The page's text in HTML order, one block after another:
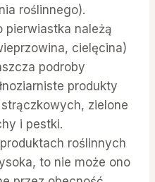
roślinnego).
pierwiastka należą
cielęcina)
podroby
produkty
zielone
i pestki.
roślinnych
to nie może ono